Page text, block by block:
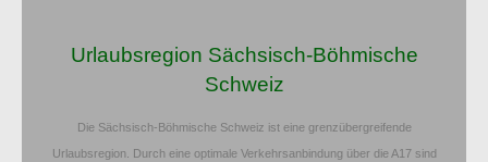
Urlaubsregion Sächsisch-Böhmische
Schweiz
Die Sächsisch-Böhmische Schweiz ist eine grenzübergreifende
Urlaubsregion. Durch eine optimale Verkehrsanbindung über die A17 sind